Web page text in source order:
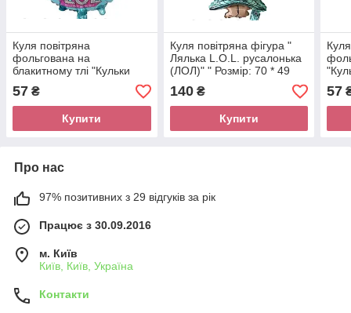
Куля повітряна
фольгована на
блакитному тлі "Кульки
L.O.L. (ЛЛЛ) " Розмір: 45
см.
57 ₴
Купити
Куля повітряна фігура "
Лялька L.O.L. русалонька
(ЛОЛ)" " Розмір: 70 * 49
см.
140₴
Купити
57
Про нас
97% позитивних з 29 відгуків за рік
Працює з 30.09.2016
м. Київ
Київ, Київ, Україна
Контакти